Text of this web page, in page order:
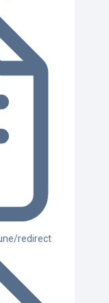
redirect